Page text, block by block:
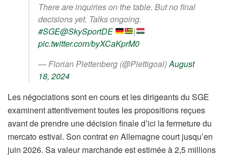
There are inquiries on the table. But no final
decisions yet. Talks ongoing.
#SGE@SkySportDE
|
pic.twitter.com/byXCaKprM0
— Florian Plettenberg (@Plettigoal)August
18, 2024
Les négociations sont en cours et les dirigeants du SGE
examinent attentivement toutes les propositions reçues
avant de prendre une décision finale d’ici la fermeture du
mercato estival. Son contrat en Allemagne court jusqu’en
juin 2026. Sa valeur marchande est estimée à 2,5 millions